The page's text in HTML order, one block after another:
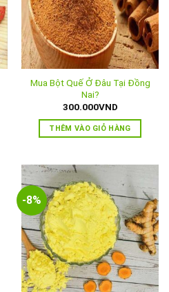
Mua Bột Quế Ở Đâu Tại Đồng
Nai?
300.000VND
THÊM VÀO GIỎ HÀNG
130.000VND.
-8%